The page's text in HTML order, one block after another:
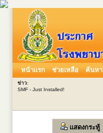
หน้าแรก ช่วยเหลือ ค้นหา
ข่าว:
SMF - Just Installed!
แสดงกระทู้